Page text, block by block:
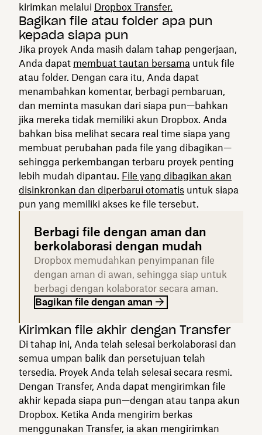
kirimkan melalui Dropbox Transfer.
Bagikan file atau folder apa pun
kepada siapa pun
Jika proyek Anda masih dalam tahap pengerjaan,
Anda dapat membuat tautan bersama untuk file
atau folder. Dengan cara itu, Anda dapat
menambahkan komentar, berbagi pembaruan,
dan meminta masukan dari siapa pun—bahkan
jika mereka tidak memiliki akun Dropbox. Anda
bahkan bisa melihat secara real time siapa yang
membuat perubahan pada file yang dibagikan—
sehingga perkembangan terbaru proyek penting
lebih mudah dipantau. File yang dibagikan akan
disinkronkan dan diperbarui otomatis untuk siapa
pun yang memiliki akses ke file tersebut.
Berbagi file dengan aman dan
berkolaborasi dengan mudah
Dropbox memudahkan penyimpanan file
dengan aman di awan, sehingga siap untuk
berbagi dengan kolaborator secara aman.
Bagikan file dengan aman
Kirimkan file akhir dengan Transfer
Di tahap ini, Anda telah selesai berkolaborasi dan
semua umpan balik dan persetujuan telah
tersedia. Proyek Anda telah selesai secara resmi.
Dengan Transfer, Anda dapat mengirimkan file
akhir kepada siapa pun—dengan atau tanpa akun
Dropbox. Ketika Anda mengirim berkas
menggunakan Transfer, ia akan mengirimkan